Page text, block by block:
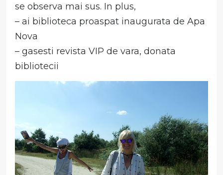
se observa mai sus. In plus,
– ai biblioteca proaspat inaugurata de Apa
Nova
– gasesti revista VIP de vara, donata
bibliotecii